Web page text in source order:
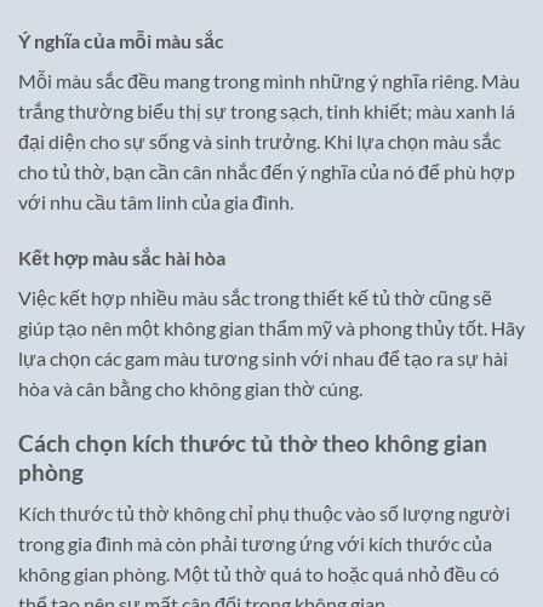
Ý nghĩa của mỗi màu sắc
Mỗi màu sắc đều mang trong mình những ý nghĩa riêng. Màu
trắng thường biểu thị sự trong sạch, tinh khiết; màu xanh lá
đại diện cho sự sống và sinh trưởng. Khi lựa chọn màu sắc
cho tủ thờ, bạn cần cân nhắc đến ý nghĩa của nó để phù hợp
với nhu cầu tâm linh của gia đình.
Kết hợp màu sắc hài hòa
Việc kết hợp nhiều màu sắc trong thiết kế tủ thờ cũng sẽ
giúp tạo nên một không gian thẩm mỹ và phong thủy tốt. Hãy
lựa chọn các gam màu tương sinh với nhau để tạo ra sự hài
hòa và cân bằng cho không gian thờ cúng.
Cách chọn kích thước tủ thờ theo không gian
phòng
Kích thước tủ thờ không chỉ phụ thuộc vào số lượng người
trong gia đình mà còn phải tương ứng với kích thước của
không gian phòng. Một tủ thờ quá to hoặc quá nhỏ đều có